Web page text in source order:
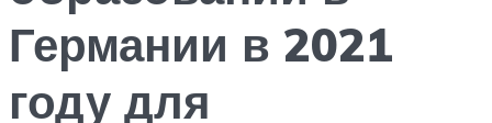
Германии в 2021
году для